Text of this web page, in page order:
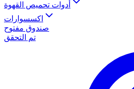
أدوات تحميص القهوة
اكسسوارات
صندوق مفتوح
تم التحقق